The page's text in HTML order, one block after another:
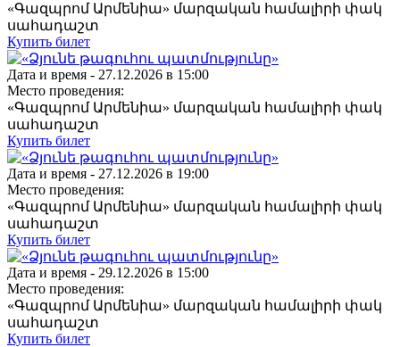
«Գազպրոմ Արմենիա» մարզական համալիրի փակ
սահադաշտ
Купить билет
Дата и время - 27.12.2026 в 15:00
Место проведения:
«Գազպրոմ Արմենիա» մարզական համալիրի փակ
սահադաշտ
Купить билет
Дата и время - 27.12.2026 в 19:00
Место проведения:
«Գազպրոմ Արմենիա» մարզական համալիրի փակ
սահադաշտ
Купить билет
Дата и время - 29.12.2026 в 15:00
Место проведения:
«Գազպրոմ Արմենիա» մարզական համալիրի փակ
սահադաշտ
Купить билет